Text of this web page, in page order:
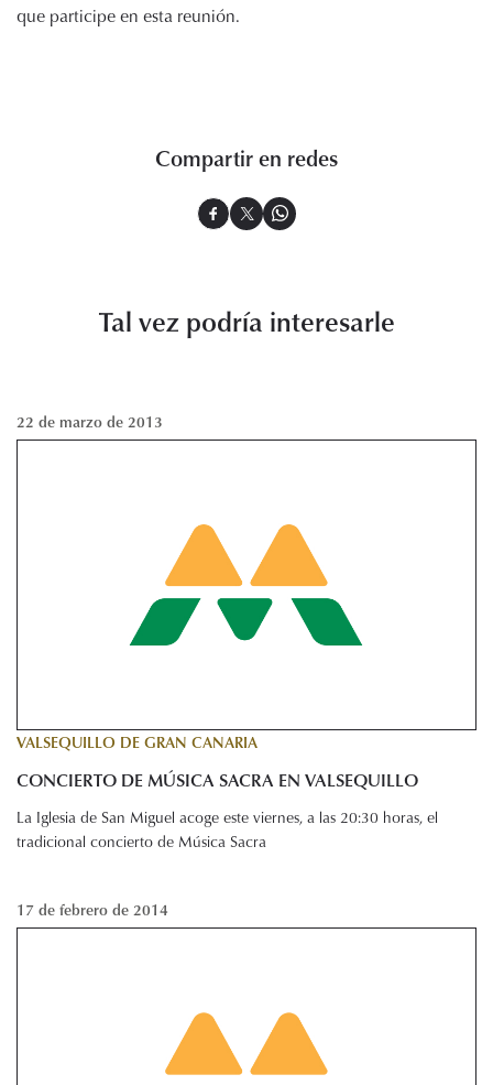
que participe en esta reunión.
Compartir en redes
Tal vez podría interesarle
22 de marzo de 2013
VALSEQUILLO DE GRAN CANARIA
CONCIERTO DE MÚSICA SACRA EN VALSEQUILLO
La Iglesia de San Miguel acoge este viernes, a las 20:30 horas, el
tradicional concierto de Música Sacra
17 de febrero de 2014